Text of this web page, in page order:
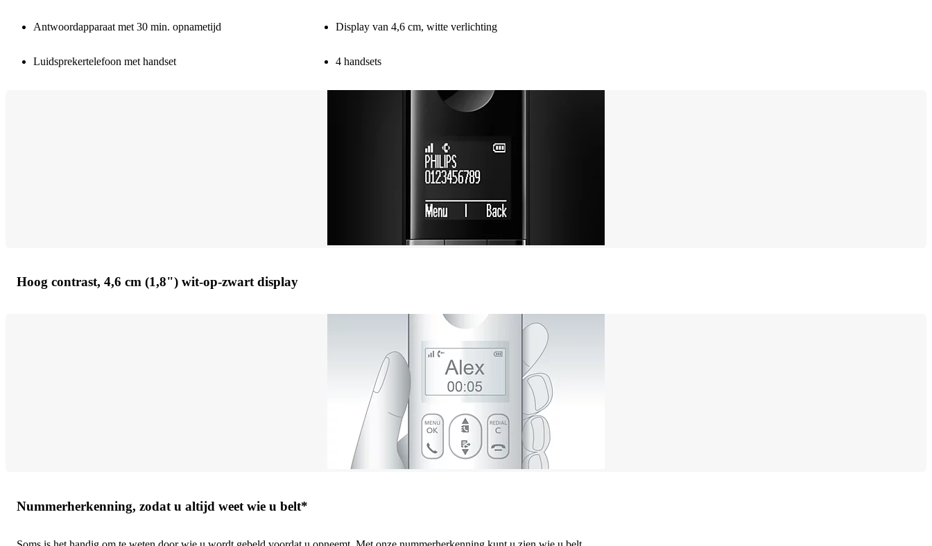
Antwoordapparaat met 30 min. opnametijd Display van 4,6 cm, witte verlichting
Luidsprekertelefoon met handset 4 handsets
Hoog contrast, 4,6 cm (1,8") wit-op-zwart display
Nummerherkenning, zodat u altijd weet wie u belt*